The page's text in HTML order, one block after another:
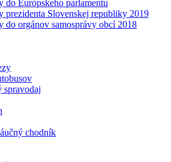
do Európskeho parlamentu
prezidenta Slovenskej republiky 2019
do orgánov samosprávy obcí 2018
spravodaj
chodník